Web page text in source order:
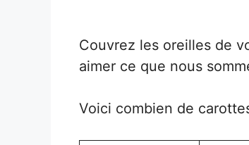
Couvrez les oreilles de
aimer ce que nous
Voici combien de